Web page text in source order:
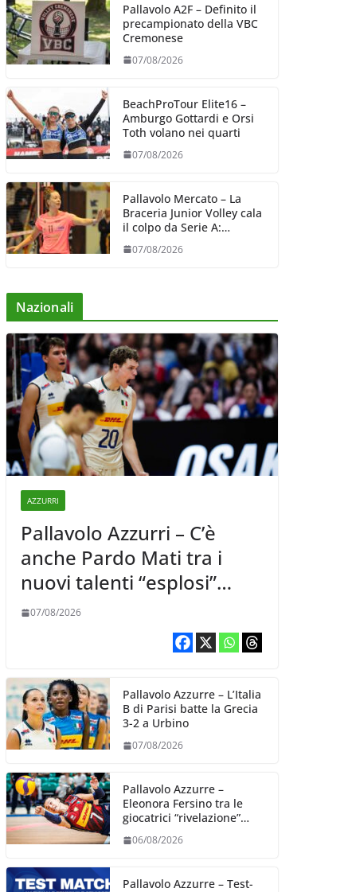
Pallavolo A2F – Definito il
precampionato della VBC
Cremonese
07/08/2026
BeachProTour Elite16 –
Amburgo Gottardi e Orsi
Toth volano nei quarti
07/08/2026
Pallavolo Mercato – La
Braceria Junior Volley cala
il colpo da Serie A:
Barbara Varaldo è il nuovo
riferimento dell’attacco
07/08/2026
Nazionali
AZZURRI
Pallavolo Azzurri – C’è
anche Pardo Mati tra i
nuovi talenti “esplosi”
nella VNL 2026 per
07/08/2026
Pallavolo Azzurre – L’Italia
B di Parisi batte la Grecia
3-2 a Urbino
07/08/2026
Pallavolo Azzurre –
Eleonora Fersino tra le
giocatrici “rivelazione”
Volleyball World
06/08/2026
Pallavolo Azzurre – Test-